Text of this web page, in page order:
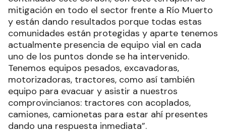
mitigación en todo el sector frente a Río Muerto
y están dando resultados porque todas estas
comunidades están protegidas y aparte tenemos
actualmente presencia de equipo vial en cada
uno de los puntos donde se ha intervenido.
Tenemos equipos pesados, excavadoras,
motorizadoras, tractores, como así también
equipo para evacuar y asistir a nuestros
comprovincianos: tractores con acoplados,
camiones, camionetas para estar ahí presentes
dando una respuesta inmediata”.